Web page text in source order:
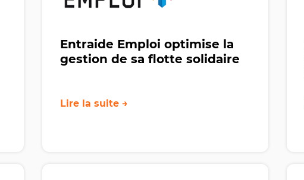
Entraide Emploi optimise la
gestion de sa flotte solidaire
Lire la suite →